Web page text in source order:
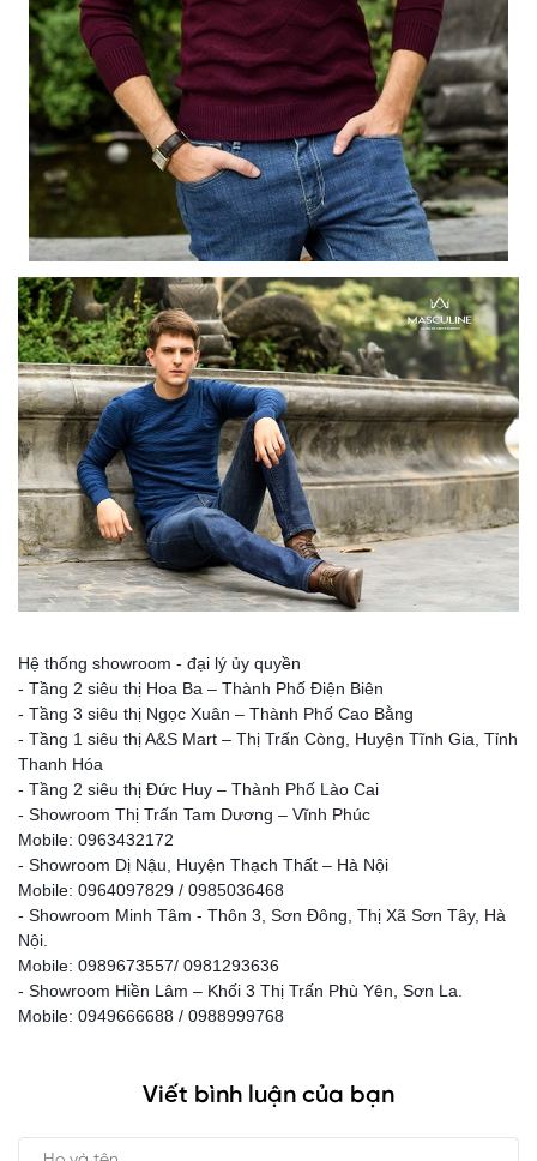
Hệ thống showroom - đại lý ủy quyền
- Tầng 2 siêu thị Hoa Ba – Thành Phố Điện Biên
- Tầng 3 siêu thị Ngọc Xuân – Thành Phố Cao Bằng
- Tầng 1 siêu thị A&S Mart – Thị Trấn Còng, Huyện Tĩnh Gia, Tỉnh
Thanh Hóa
- Tầng 2 siêu thị Đức Huy – Thành Phố Lào Cai
- Showroom Thị Trấn Tam Dương – Vĩnh Phúc
Mobile: 0963432172
- Showroom Dị Nậu, Huyện Thạch Thất – Hà Nội
Mobile: 0964097829 / 0985036468
- Showroom Minh Tâm - Thôn 3, Sơn Đông, Thị Xã Sơn Tây, Hà
Nội.
Mobile: 0989673557/ 0981293636
- Showroom Hiền Lâm – Khối 3 Thị Trấn Phù Yên, Sơn La.
Mobile: 0949666688 / 0988999768
Viết bình luận của bạn